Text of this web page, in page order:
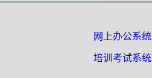
网上办公系统
培训考试系统